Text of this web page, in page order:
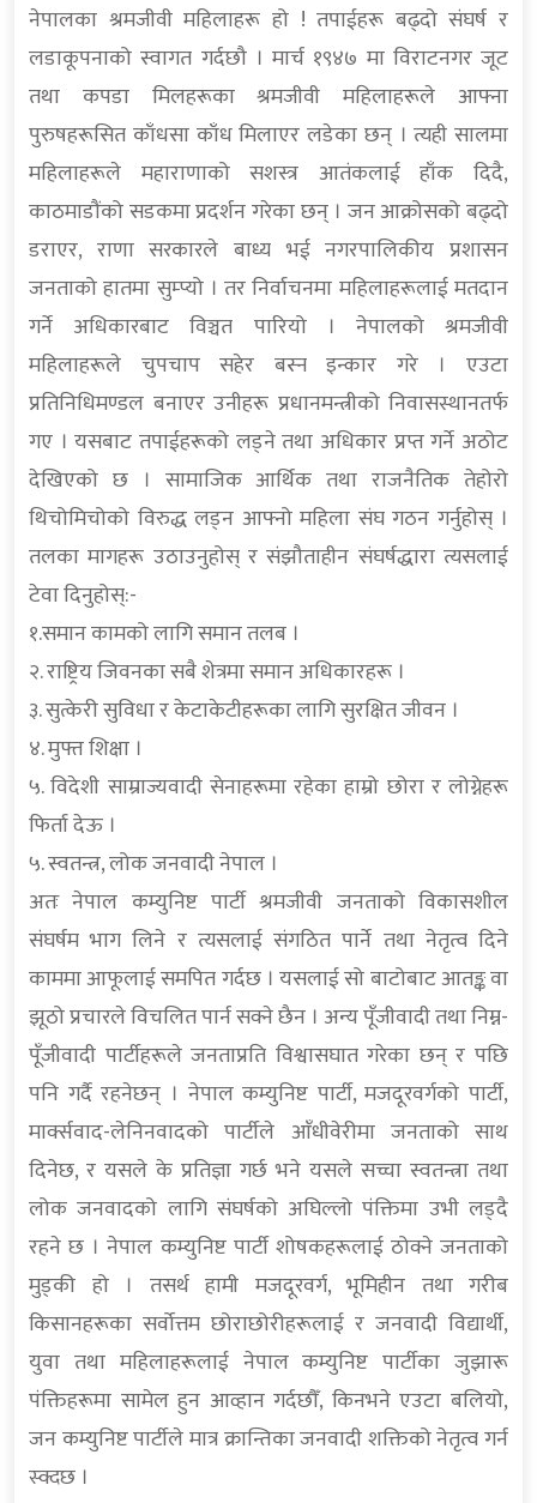
नेपालका श्रमजीवी महिलाहरू हो ! तपाईहरू बढ्दो संघर्ष र
लडाकूपनाको स्वागत गर्दछौ । मार्च १९४७ मा विराटनगर जूट
तथा कपडा मिलहरूका श्रमजीवी महिलाहरूले आफ्ना
पुरुषहरूसित काँधसा काँध मिलाएर लडेका छन् । त्यही सालमा
महिलाहरूले महाराणाको सशस्त्र आतंकलाई हाँक दिदै,
काठमाडौंको सडकमा प्रदर्शन गरेका छन् । जन आक्रोसको बढ्दो
डराएर, राणा सरकारले बाध्य भई नगरपालिकीय प्रशासन
जनताको हातमा सुम्प्यो । तर निर्वाचनमा महिलाहरूलाई मतदान
गर्ने अधिकारबाट विञ्चत पारियो । नेपालको श्रमजीवी
महिलाहरूले चुपचाप सहेर बस्न इन्कार गरे । एउटा
प्रतिनिधिमण्डल बनाएर उनीहरू प्रधानमन्त्रीको निवासस्थानतर्फ
गए । यसबाट तपाईहरूको लड्ने तथा अधिकार प्रप्त गर्ने अठोट
देखिएको छ । सामाजिक आर्थिक तथा राजनैतिक तेहोरो
थिचोमिचोको विरुद्ध लड्न आफ्नो महिला संघ गठन गर्नुहोस् ।
तलका मागहरू उठाउनुहोस् र संझौताहीन संघर्षद्धारा त्यसलाई
टेवा दिनुहोस्:-
१.समान कामको लागि समान तलब ।
२. राष्ट्रिय जिवनका सबै शेत्रमा समान अधिकारहरू ।
३. सुत्केरी सुविधा र केटाकेटीहरूका लागि सुरक्षित जीवन ।
४. मुफ्त शिक्षा ।
५. विदेशी साम्राज्यवादी सेनाहरूमा रहेका हाम्रो छोरा र लोग्नेहरू
फिर्ता देऊ ।
५. स्वतन्त्र, लोक जनवादी नेपाल ।
अतः नेपाल कम्युनिष्ट पार्टी श्रमजीवी जनताको विकासशील
संघर्षम भाग लिने र त्यसलाई संगठित पार्ने तथा नेतृत्व दिने
काममा आफूलाई समपित गर्दछ । यसलाई सो बाटोबाट आतङ्क वा
झूठो प्रचारले विचलित पार्न सक्ने छैन । अन्य पूँजीवादी तथा निम्न-
पूँजीवादी पार्टीहरूले जनताप्रति विश्वासघात गरेका छन् र पछि
पनि गर्दै रहनेछन् । नेपाल कम्युनिष्ट पार्टी, मजदूरवर्गको पार्टी,
मार्क्सवाद-लेनिनवादको पार्टीले आँधीवेरीमा जनताको साथ
दिनेछ, र यसले के प्रतिज्ञा गर्छ भने यसले सच्चा स्वतन्त्रा तथा
लोक जनवादको लागि संघर्षको अघिल्लो पंक्तिमा उभी लड्दै
रहने छ । नेपाल कम्युनिष्ट पार्टी शोषकहरूलाई ठोक्ने जनताको
मुड्की हो । तसर्थ हामी मजदूरवर्ग, भूमिहीन तथा गरीब
किसानहरूका सर्वोत्तम छोराछोरीहरूलाई र जनवादी विद्यार्थी,
युवा तथा महिलाहरूलाई नेपाल कम्युनिष्ट पार्टीका जुझारू
पंक्तिहरूमा सामेल हुन आव्हान गर्दछौँ, किनभने एउटा बलियो,
जन कम्युनिष्ट पार्टीले मात्र क्रान्तिका जनवादी शक्तिको नेतृत्व गर्न
स्क्दछ ।